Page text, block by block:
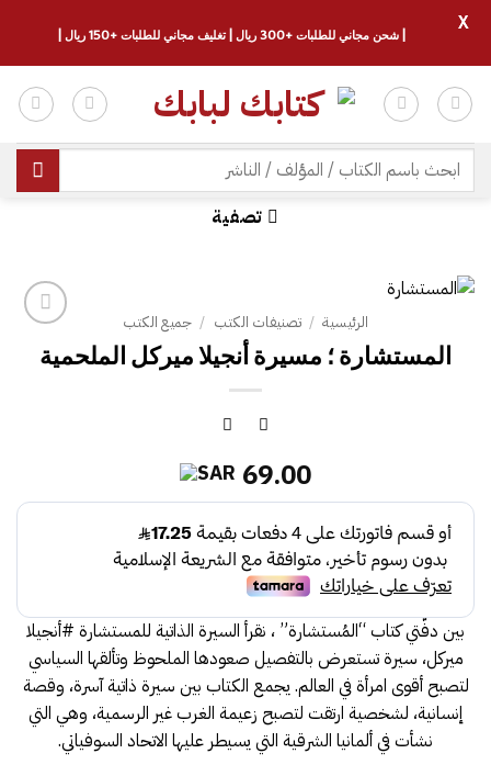
للمحتوى
البحث
عن:
تصفية
الرئيسية / تصنيفات الكتب / جميع الكتب
المستشارة ؛ مسيرة أنجيلا ميركل الملحمية
69.00
بين دفّتي كتاب “المُستشارة” ، نقرأ السيرة الذاتية للمستشارة #أنجيلا
ميركل، سيرة تستعرض بالتفصيل صعودها الملحوظ وتألقها السياسي
لتصبح أقوى امرأة في العالم. يجمع الكتاب بين سيرة ذاتية آسرة، وقصة
إنسانية، لشخصية ارتقت لتصبح زعيمة الغرب غير الرسمية، وهي التي
نشأت في ألمانيا الشرقية التي يسيطر عليها الاتحاد السوفياتي.
| شحن مجاني للطلبات +300 ريال | تغليف مجاني للطلبات +150 ريال |
X